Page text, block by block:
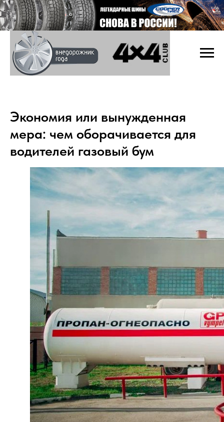
Экономия или вынужденная
мера: чем оборачивается для
водителей газовый бум